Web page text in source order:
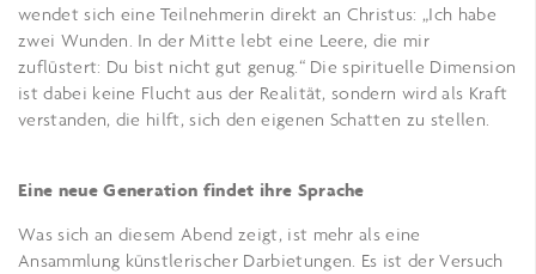
wendet sich eine Teilnehmerin direkt an Christus: „Ich habe
zwei Wunden. In der Mitte lebt eine Leere, die mir
zuflüstert: Du bist nicht gut genug.“ Die spirituelle Dimension
ist dabei keine Flucht aus der Realität, sondern wird als Kraft
verstanden, die hilft, sich den eigenen Schatten zu stellen.
Eine neue Generation findet ihre Sprache
Was sich an diesem Abend zeigt, ist mehr als eine
Ansammlung künstlerischer Darbietungen. Es ist der Versuch